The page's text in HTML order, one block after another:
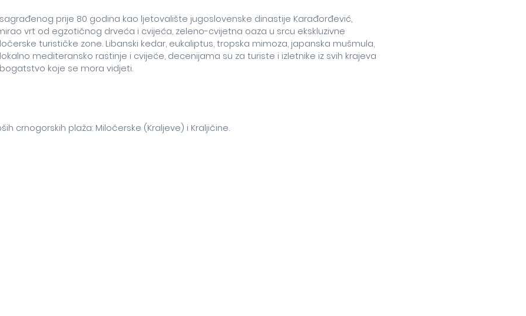
sagrađenog prije 80 godina kao ljetovalište jugoslovenske dinastije Karađorđević,
vrt od egzotičnog drveća i cvijeća, zeleno-cvijetna oaza u srcu ekskluzivne
turističke zone. Libanski kedar, eukaliptus, tropska mimoza, japanska mušmula,
mediteransko rastinje i cvijeće, decenijama su za turiste i izletnike iz svih krajeva
koje se mora vidjeti.
crnogorskih plaža: Miločerske (Kraljeve) i Kraljičine.